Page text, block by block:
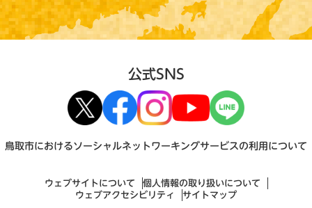
公式SNS
鳥取市におけるソーシャルネットワーキングサービスの利用について
ウェブサイトについて
個人情報の取り扱いについて
ウェブアクセシビリティ
サイトマップ